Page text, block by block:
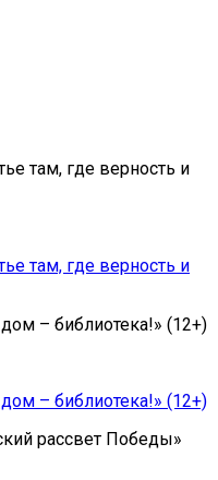
там, где верность и
там, где верность и
– библиотека!» (12+)
– библиотека!» (12+)
рассвет Победы»